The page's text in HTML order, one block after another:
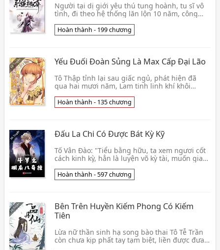
Người tại dị giới yêu thú tung hoành, tu sĩ vô
tình, đi theo hệ thống lăn lộn 10 năm, công
thống lại👦 Cô Tinh
Hoàn thành - 199 chương
Yếu Đuối Đoàn Sủng Là Max Cấp Đại Lão
Tô Thập tỉnh lại sau giấc ngủ, phát hiện đã
qua hai mươi năm, Lam tinh linh khí khôi
bùa thi chú, 👦 Trạch Miêu
Hoàn thành - 135 chương
Đấu La Chi Có Được Bát Kỳ Kỹ
Tố Vân Đào: "Tiểu bằng hữu, ta xem ngươi cốt
cách kinh kỳ, hẳn là luyện võ kỳ tài, muốn gia
cái 👦 Liên Hải Đích Đại Học Sinh
Hoàn thành - 597 chương
Bên Trên Huyền Kiếm Phong Có Kiếm
Tiên
Lừa nữ thần sinh hạ song bào thai Tô Tễ Trần
còn chưa kịp phất tay tạm biệt, liền được đưa